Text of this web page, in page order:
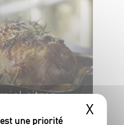
citron
min 50 min
X